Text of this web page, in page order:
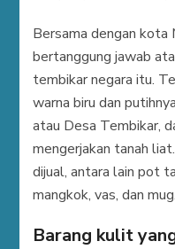
Bersama dengan
bertanggung jawab
tembikar negara itu.
warna biru dan
atau Desa Tembikar,
mengerjakan tanah
dijual, antara lain pot
mangkok, vas, dan mug.
Barang kulit